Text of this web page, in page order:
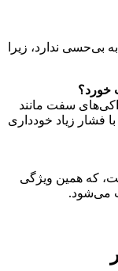
بی‌حسی ندارد، زیرا
خورد؟
سفت مانند
فشار زیاد خودداری
که همین ویژگی
می‌شود.